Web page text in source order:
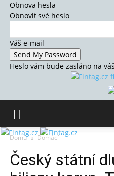
Obnova hesla
Obnovit své heslo
Váš e-mail
Heslo vám bude zasláno na
Domů Domácí
Český státní